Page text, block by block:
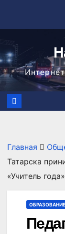
Главная
Татарска
«Учитель года»
ОБРАЗОВАНИЕ